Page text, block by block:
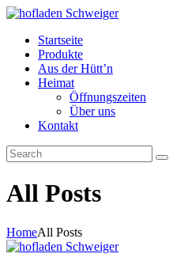
Startseite
Produkte
Aus der Hütt’n
Heimat
Öffnungszeiten
Über uns
Kontakt
All Posts
HomeAll Posts